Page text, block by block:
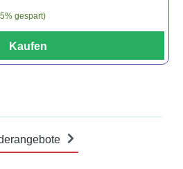
gespart)
Kaufen